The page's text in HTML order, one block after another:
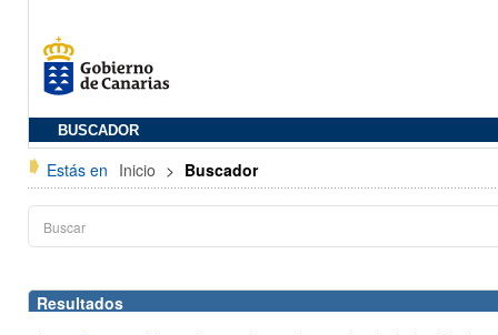
BUSCADOR
Estás en Inicio > Buscador
Resultados